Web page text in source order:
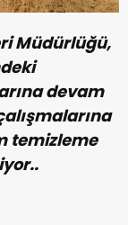
Müdürlüğü,
devam
temizleme